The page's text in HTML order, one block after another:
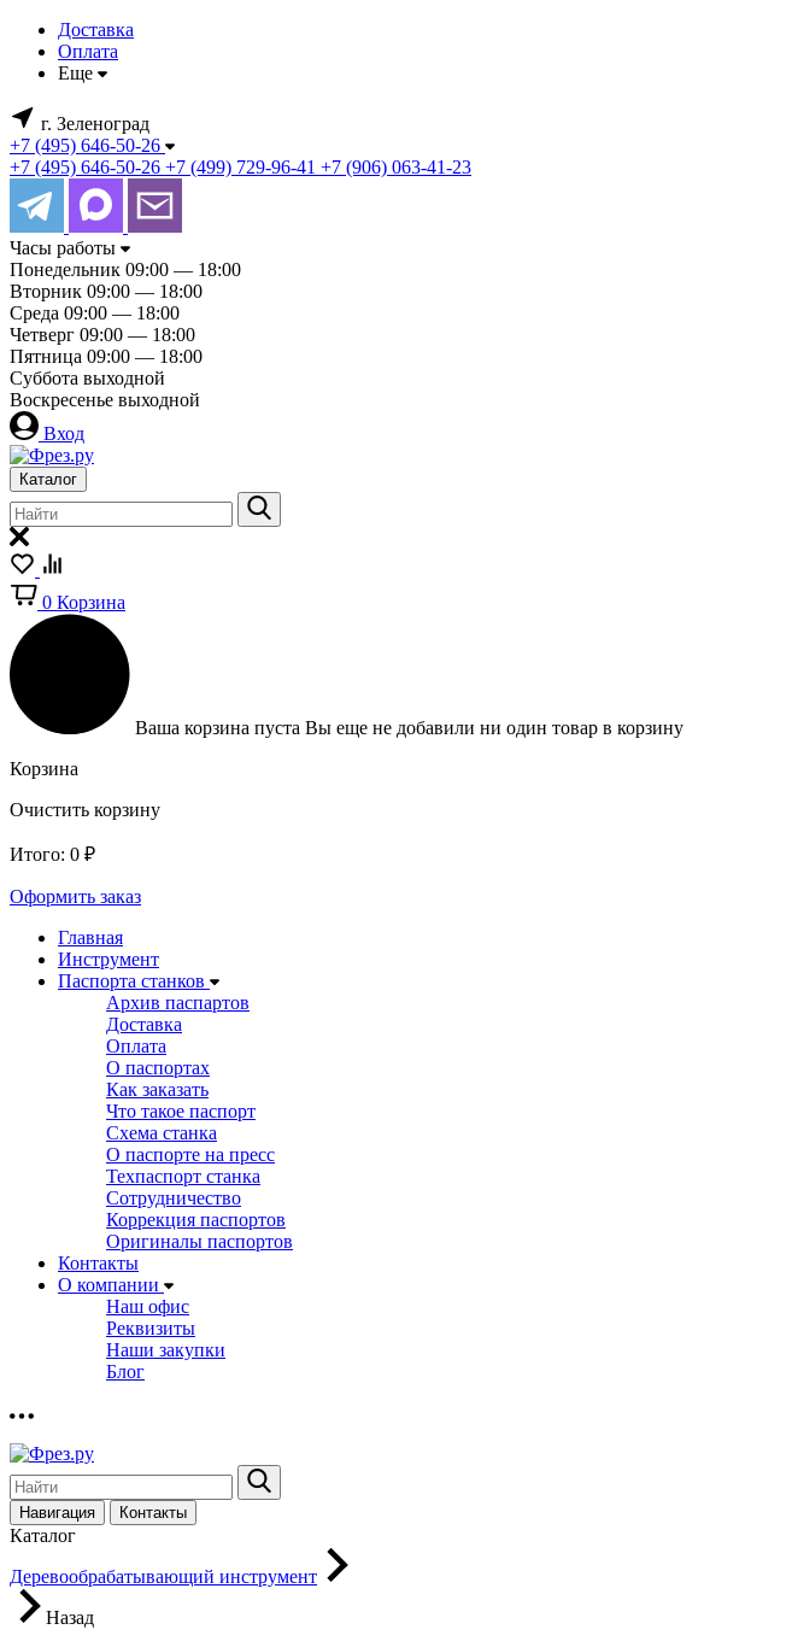
Доставка
Оплата
Еще
г. Зеленоград
+7 (495) 646-50-26
+7 (495) 646-50-26 +7 (499) 729-96-41 +7 (906) 063-41-23
Часы работы
Понедельник 09:00 — 18:00
Вторник 09:00 — 18:00
Среда 09:00 — 18:00
Четверг 09:00 — 18:00
Пятница 09:00 — 18:00
Суббота выходной
Воскресенье выходной
Вход
Каталог
0 Корзина
Ваша корзина пуста Вы еще не добавили ни один товар в корзину
Корзина
Очистить корзину
Итого: 0 ₽
Оформить заказ
Главная
Инструмент
Паспорта станков
Архив паспартов
Доставка
Оплата
О паспортах
Как заказать
Что такое паспорт
Схема станка
О паспорте на пресс
Техпаспорт станка
Сотрудничество
Коррекция паспортов
Оригиналы паспортов
Контакты
О компании
Наш офис
Реквизиты
Наши закупки
Блог
Навигация Контакты
Каталог
Деревообрабатывающий инструмент
Назад